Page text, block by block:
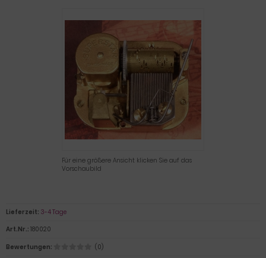
Für eine größere Ansicht klicken Sie auf das
Vorschaubild
Lieferzeit: 3-4 Tage
Art.Nr.: 180020
Bewertungen:
(0)